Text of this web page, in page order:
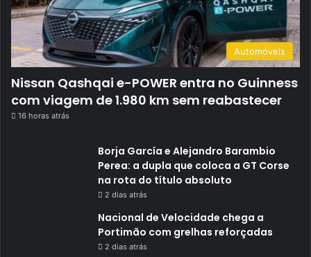
Automóveis
Nissan Qashqai e-POWER entra no Guinness
com viagem de 1.980 km sem reabastecer
16 horas atrás
Borja García e Alejandro Barambio
Perea: a dupla que coloca a GT Corse
na rota do título absoluto
2 dias atrás
Nacional de Velocidade chega a
Portimão com grelhas reforçadas
2 dias atrás